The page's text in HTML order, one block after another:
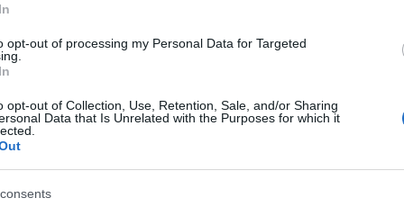
opt-out of processing my Personal Data for Targeted
opt-out of Collection, Use, Retention, Sale, and/or Sharing
Data that Is Unrelated with the Purposes for which it
energiáit s így kevésbé tud gondolkodni,
is.
méltó és teremts jó hangulatot.
hivalkodó, hanem mindenképpen azt a hatást
hogy Te is közülük való vagy!
érzékennyé tesznek a nyilvános
hányingerrel „reagálnak” az ilyen
bye